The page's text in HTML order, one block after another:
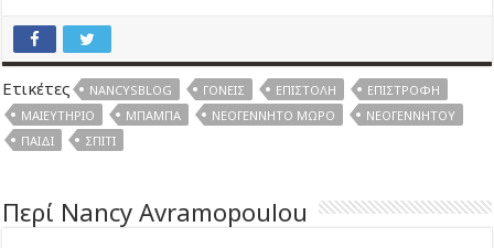
Ετικέτες NANCYSBLOG ΓΟΝΕΊΣ ΕΠΙΣΤΟΛΉ
ΕΠΙΣΤΡΟΦΉ
ΜΑΙΕΥΤΉΡΙΟ
ΜΠΑΜΠΆ ΝΕΟΓΈΝΝΗΤΟ ΜΩΡΌ
ΝΕΟΓΈΝΝΗΤΟΥ
ΠΑΙΔΊ
ΣΠΊΤΙ
Περί Nancy Avramopoulou